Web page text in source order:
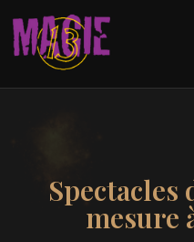
Spectacles
mesure